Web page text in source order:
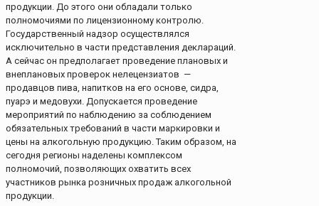
продукции. До этого они обладали только
полномочиями по лицензионному контролю.
Государственный надзор осуществлялся
исключительно в части представления деклараций.
А сейчас он предполагает проведение плановых и
внеплановых проверок нелецензиатов —
продавцов пива, напитков на его основе, сидра,
пуарэ и медовухи. Допускается проведение
мероприятий по наблюдению за соблюдением
обязательных требований в части маркировки и
цены на алкогольную продукцию. Таким образом, на
сегодня регионы наделены комплексом
полномочий, позволяющих охватить всех
участников рынка розничных продаж алкогольной
продукции.